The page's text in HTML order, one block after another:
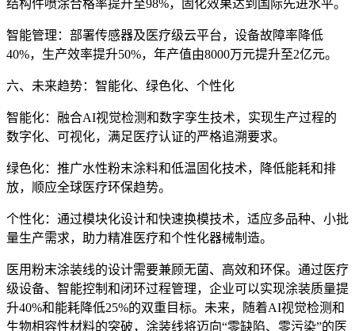
结构件喷涂合格率提升至98%，固化效果达到国际先进水平。
智能管理：部署传感器及医疗级云平台，设备故障率降低
40%，生产效率提升50%，年产值由8000万元提升至2亿元。
六、未来趋势：智能化、绿色化、个性化
智能化：融合AI视觉检测和数字孪生技术，实现生产过程的
数字化、可视化，满足医疗认证的严格追溯要求。
绿色化：推广水性粉末涂料和低温固化技术，降低能耗和排
放，顺应全球医疗环保趋势。
个性化：通过模块化设计和快速换模技术，适应多品种、小批
量生产需求，助力精准医疗和个性化器械制造。
医用粉末涂装线的设计需要兼顾无菌、高效和环保。通过医疗
级设备、智能控制和闭环过程管理，企业可以实现涂装质量提
升40%和能耗降低25%的双重目标。未来，随着AI视觉检测和
生物相容性材料的突破，涂装线将迈向“零缺陷、零污染”的医